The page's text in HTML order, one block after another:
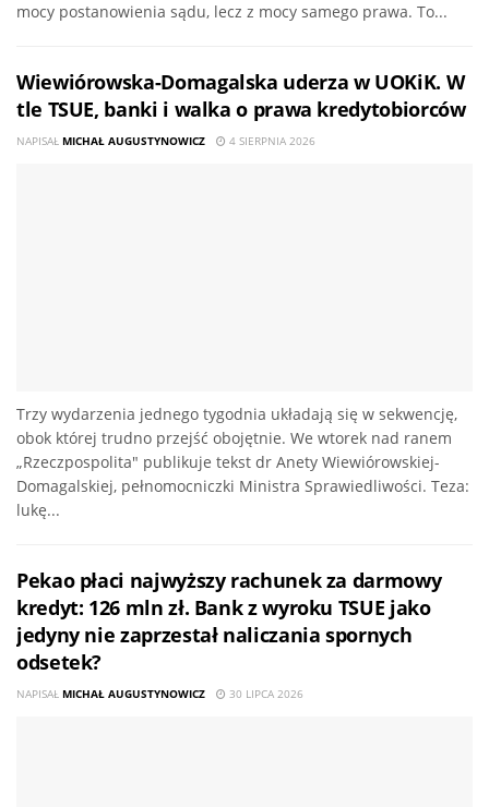
mocy postanowienia sądu, lecz z mocy samego prawa. To...
Wiewiórowska-Domagalska uderza w UOKiK. W
tle TSUE, banki i walka o prawa kredytobiorców
NAPISAŁ MICHAŁ AUGUSTYNOWICZ 4 SIERPNIA 2026
Trzy wydarzenia jednego tygodnia układają się w sekwencję,
obok której trudno przejść obojętnie. We wtorek nad ranem
„Rzeczpospolita" publikuje tekst dr Anety Wiewiórowskiej-
Domagalskiej, pełnomocniczki Ministra Sprawiedliwości. Teza:
lukę...
Pekao płaci najwyższy rachunek za darmowy
kredyt: 126 mln zł. Bank z wyroku TSUE jako
jedyny nie zaprzestał naliczania spornych
odsetek?
NAPISAŁ MICHAŁ AUGUSTYNOWICZ 30 LIPCA 2026